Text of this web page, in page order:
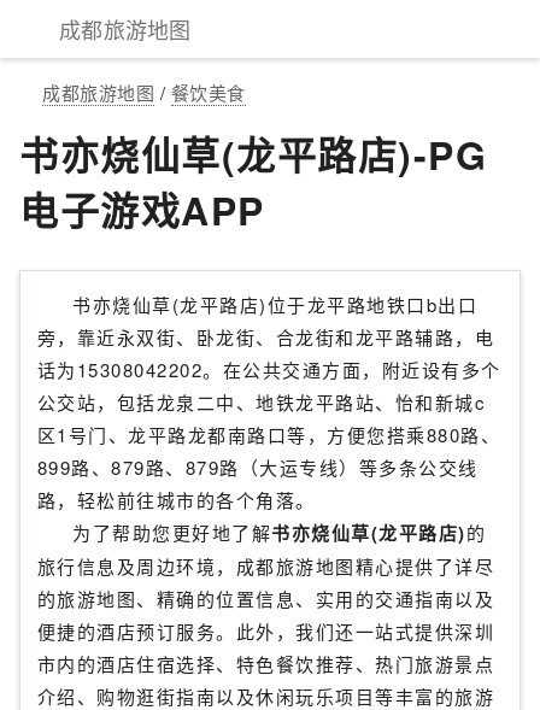
成都旅游地图
成都旅游地图 / 餐饮美食
书亦烧仙草(龙平路店)-PG
电子游戏APP
书亦烧仙草(龙平路店)位于龙平路地铁口b出口
旁，靠近永双街、卧龙街、合龙街和龙平路辅路，电
话为15308042202。在公共交通方面，附近设有多个
公交站，包括龙泉二中、地铁龙平路站、怡和新城c
区1号门、龙平路龙都南路口等，方便您搭乘880路、
899路、879路、879路（大运专线）等多条公交线
路，轻松前往城市的各个角落。
为了帮助您更好地了解书亦烧仙草(龙平路店)的
旅行信息及周边环境，成都旅游地图精心提供了详尽
的旅游地图、精确的位置信息、实用的交通指南以及
便捷的酒店预订服务。此外，我们还一站式提供深圳
市内的酒店住宿选择、特色餐饮推荐、热门旅游景点
介绍、购物逛街指南以及休闲玩乐项目等丰富的旅游